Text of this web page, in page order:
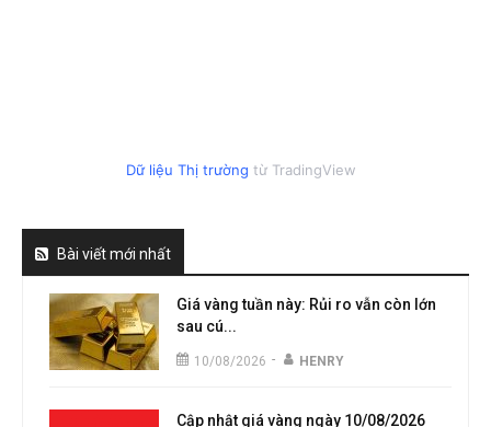
Dữ liệu Thị trường từ TradingView
Bài viết mới nhất
Giá vàng tuần này: Rủi ro vẫn còn lớn
sau cú...
10/08/2026 - HENRY
Cập nhật giá vàng ngày 10/08/2026